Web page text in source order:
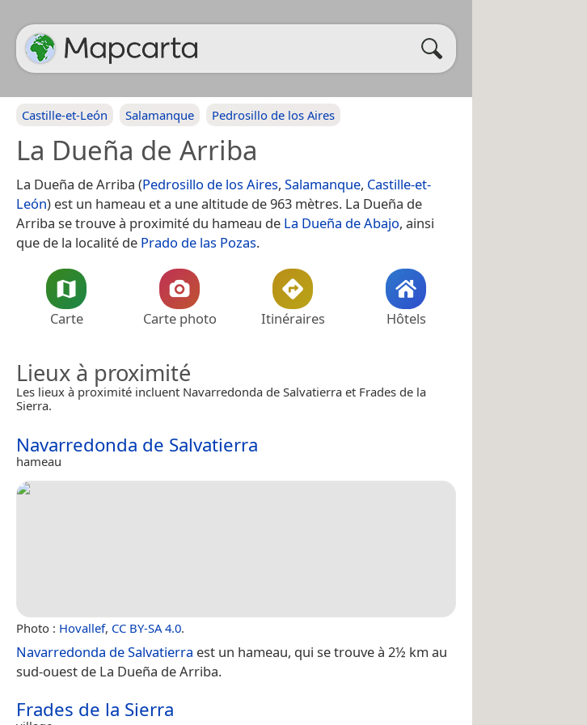
Castille-et-León Salamanque Pedrosillo de los Aires
La Dueña de Arriba
La Dueña de Arriba (Pedrosillo de los Aires, Salamanque, Castille-et-
León) est un hameau et a une altitude de 963 mètres. La Dueña de
Arriba se trouve à proximité du hameau de La Dueña de Abajo, ainsi
que de la localité de Prado de las Pozas.
Carte Carte photo Itinéraires Hôtels
Lieux à proximité
Les lieux à proximité incluent Navarredonda de Salvatierra et Frades de la
Sierra.
Navarredonda de Salvatierra
hameau
Photo : Hovallef, CC BY-SA 4.0.
Navarredonda de Salvatierra est un hameau, qui se trouve à 2½ km au
sud-ouest de La Dueña de Arriba.
Frades de la Sierra